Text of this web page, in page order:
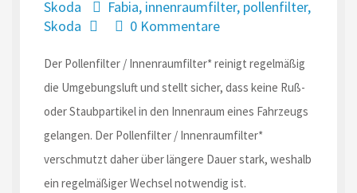
Skoda
Fabia, innenraumfilter, pollenfilter,
Skoda
0 Kommentare
Der Pollenfilter / Innenraumfilter* reinigt regelmäßig
die Umgebungsluft und stellt sicher, dass keine Ruß-
oder Staubpartikel in den Innenraum eines Fahrzeugs
gelangen. Der Pollenfilter / Innenraumfilter*
verschmutzt daher über längere Dauer stark, weshalb
ein regelmäßiger Wechsel notwendig ist.